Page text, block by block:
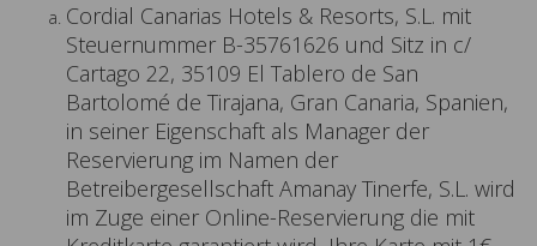
Cordial Canarias Hotels & Resorts, S.L. mit
Steuernummer B-35761626 und Sitz in c/
Cartago 22, 35109 El Tablero de San
Bartolomé de Tirajana, Gran Canaria, Spanien,
in seiner Eigenschaft als Manager der
Reservierung im Namen der
Betreibergesellschaft Amanay Tinerfe, S.L. wird
im Zuge einer Online-Reservierung die mit